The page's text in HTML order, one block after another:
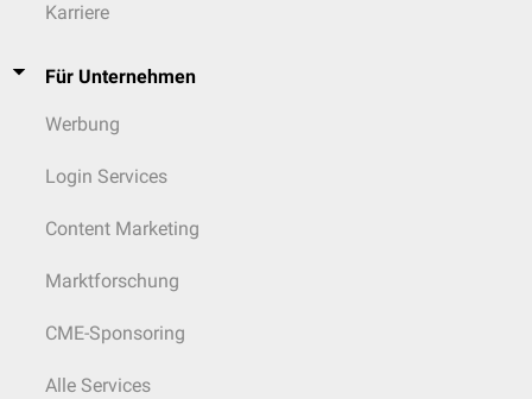
Karriere
Für Unternehmen
Werbung
Login Services
Content Marketing
Marktforschung
CME-Sponsoring
Alle Services